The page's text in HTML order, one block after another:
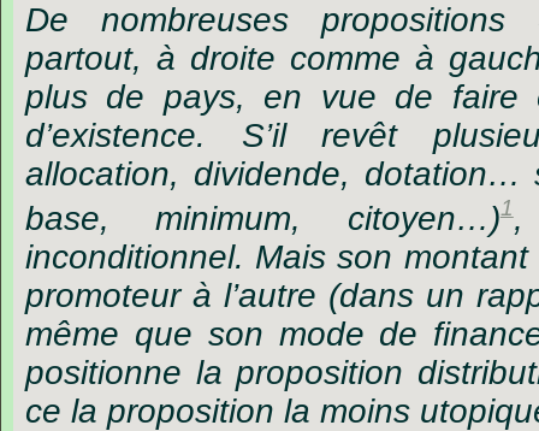
De nombreuses
partout, à droite comme à
plus de pays, en vue de faire
d’existence. S’il revêt
allocation, dividende, dotation…
base, minimum, citoyen…)1,
inconditionnel. Mais son montant
promoteur à l’autre (dans un
même que son mode de
positionne la proposition
ce la proposition la moins